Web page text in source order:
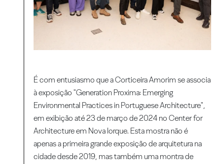
É com entusiasmo que a Corticeira Amorim se associa
à exposição "Generation Proxima: Emerging
Environmental Practices in Portuguese Architecture",
em exibição até 23 de março de 2024 no Center for
Architecture em Nova Iorque. Esta mostra não é
apenas a primeira grande exposição de arquitetura na
cidade desde 2019, mas também uma montra de